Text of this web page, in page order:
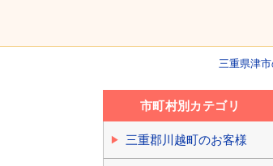
三重県津
市町村別カテゴリ
三重郡川越町のお客様